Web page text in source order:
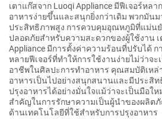
เตาแก๊สจาก Luoqi Appliance มีฟีเจอร์หล
อาหารง่ายขึ้นและสนุกยิ่งกว่าเดิม พวกมัน
ประสิทธิภาพสูง การควบคุมอุณหภูมิที่แม่น
ปลอดภัยสำหรับความสะดวกของผู้ใช้งาน เ
Appliance มีการตั้งค่าความร้อนที่ปรับได้ ก
หลายฟีเจอร์ที่ทำให้การใช้งานง่ายไม่ว่าจ
อาชีพในศิลปะการทำอาหาร คุณสมบัติเหล่
อาหารเป็นไปอย่างสนุกสนานและมีประสิ
ปรุงอาหารได้อย่างมั่นใจแม้ว่าจะเป็นมือใ
สำคัญในการรักษาความเป็นผู้นำของผลิต
ด้านเทคโนโลยีที่ใช้สำหรับการปรุงอาหาร